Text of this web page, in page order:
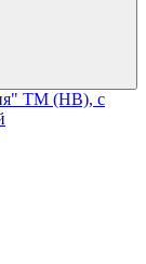
ТМ (HB), с